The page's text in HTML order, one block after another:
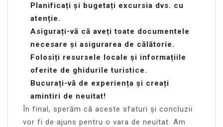
Planificați și bugetați excursia dvs. cu
atenție.
Asigurați-vă că aveți toate documentele
necesare și asigurarea de călătorie.
Folosiți resursele locale și informațiile
oferite de ghidurile turistice.
Bucurați-vă de experiența și creați
amintiri de neuitat!
În final, sperăm că aceste sfaturi și concluzii
vor fi de ajuns pentru o vara de neuitat. Am